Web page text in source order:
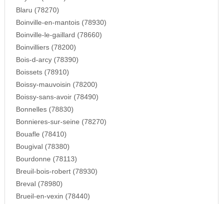
Blaru (78270)
Boinville-en-mantois (78930)
Boinville-le-gaillard (78660)
Boinvilliers (78200)
Bois-d-arcy (78390)
Boissets (78910)
Boissy-mauvoisin (78200)
Boissy-sans-avoir (78490)
Bonnelles (78830)
Bonnieres-sur-seine (78270)
Bouafle (78410)
Bougival (78380)
Bourdonne (78113)
Breuil-bois-robert (78930)
Breval (78980)
Brueil-en-vexin (78440)